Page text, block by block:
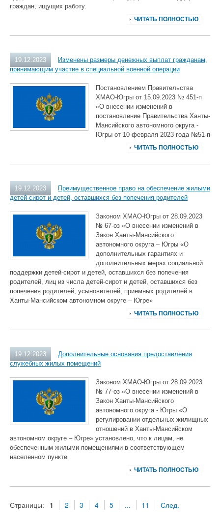
граждан, ищущих работу.
ЧИТАТЬ ПОЛНОСТЬЮ
19.12.2023
Изменены размеры денежных выплат гражданам,
принимающим участие в специальной военной операции
Постановлением Правительства
ХМАО-Югры от 15.09.2023 № 451-п
«О внесении изменений в
постановление Правительства Ханты-
Мансийского автономного округа -
Югры от 10 февраля 2023 года №51-п
ЧИТАТЬ ПОЛНОСТЬЮ
19.12.2023
Преимущественное право на обеспечение жилыми
детей-сирот и детей, оставшихся без попечения родителей
Законом ХМАО-Югры от 28.09.2023
№ 67-оз «О внесении изменений в
Закон Ханты-Мансийского
автономного округа – Югры «О
дополнительных гарантиях и
дополнительных мерах социальной
поддержки детей-сирот и детей, оставшихся без попечения
родителей, лиц из числа детей-сирот и детей, оставшихся без
попечения родителей, усыновителей, приемных родителей в
Ханты-Мансийском автономном округе – Югре»
ЧИТАТЬ ПОЛНОСТЬЮ
19.12.2023
Дополнительные основания предоставления
служебных жилых помещений
Законом ХМАО-Югры от 28.09.2023
№ 77-оз «О внесении изменений в
Закон Ханты-Мансийского
автономного округа - Югры «О
регулировании отдельных жилищных
отношений в Ханты-Мансийском
автономном округе – Югре» установлено, что к лицам, не
обеспеченным жилыми помещениями в соответствующем
населенном пункте
ЧИТАТЬ ПОЛНОСТЬЮ
Страницы: 1 2 3 4 5 ... 11 След.